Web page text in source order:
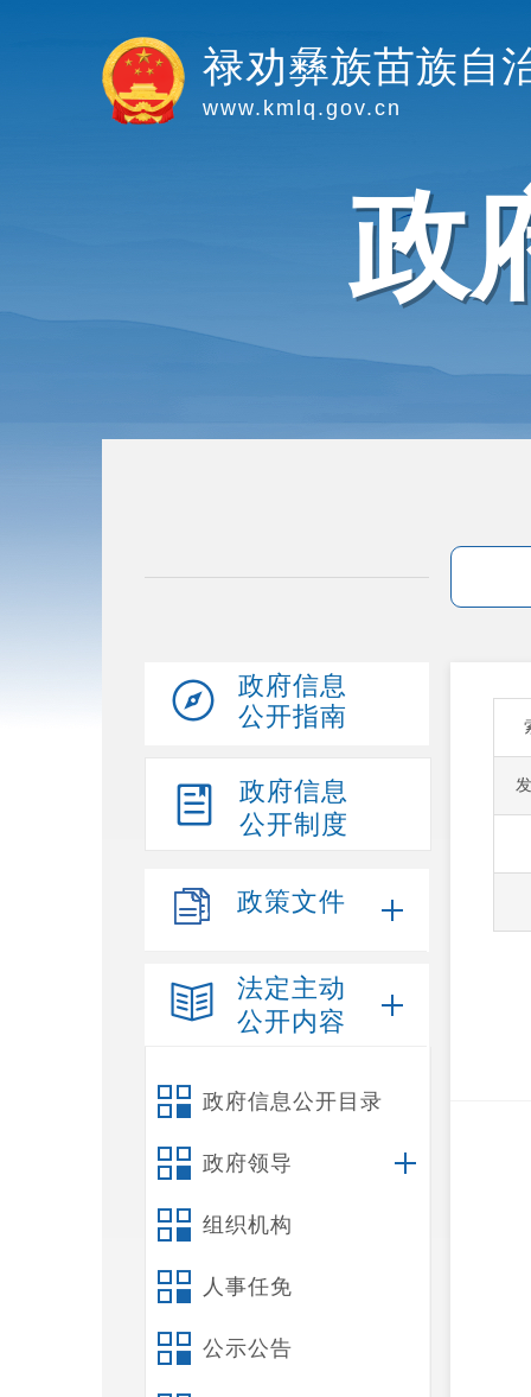
禄劝彝族苗族自
www.kmlq.gov.cn
政
政府信息
公开指南
政府信息
公开制度
政策文件
法定主动
公开内容
政府信息公开目录
政府领导
组织机构
人事任免
公示公告